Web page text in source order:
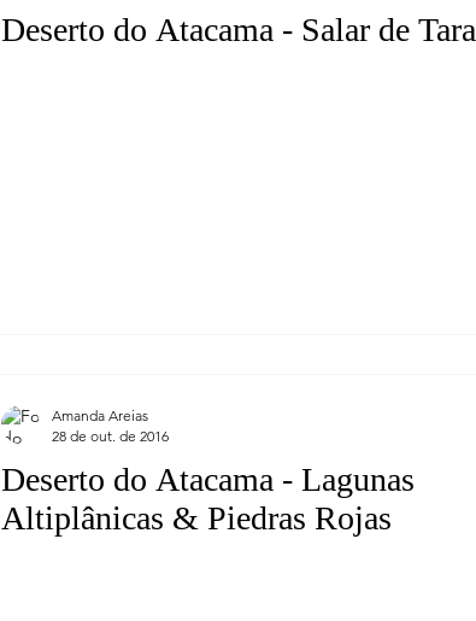
Deserto do Atacama - Salar de Tara
Deserto do Atacama - Lagunas
Altiplânicas & Piedras Rojas
Amanda Areias
28 de out. de 2016